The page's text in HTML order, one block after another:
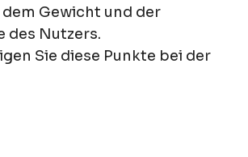
Gewicht und der
des Nutzers.
Sie diese Punkte bei der